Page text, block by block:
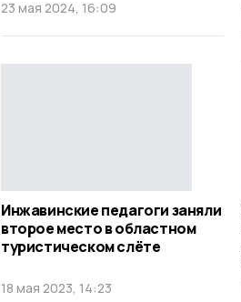
23 мая 2024, 16:09
Инжавинские педагоги заняли
второе место в областном
туристическом слёте
18 мая 2023, 14:23